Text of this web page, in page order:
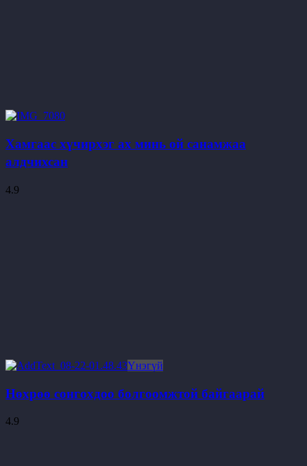
Хамгаас хүчирхэг ах минь ой санамжаа
алдчихсан
4.9
Үнэгүй
Нөхрөө сонгохдоо болгоомжтой байгаарай
4.9